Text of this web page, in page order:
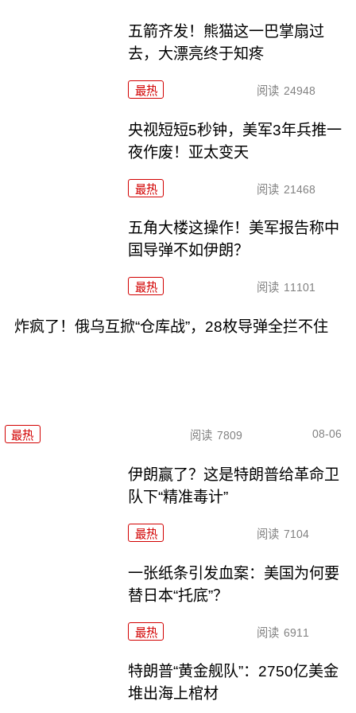
五箭齐发！熊猫这一巴掌扇过
去，大漂亮终于知疼
最热 阅读 24948
央视短短5秒钟，美军3年兵推一
夜作废！亚太变天
最热 阅读 21468
五角大楼这操作！美军报告称中
国导弹不如伊朗？
最热 阅读 11101
炸疯了！俄乌互掀“仓库战”，28枚导弹全拦不住
最热 阅读 7809 08-06
伊朗赢了？这是特朗普给革命卫
队下“精准毒计”
最热 阅读 7104
一张纸条引发血案：美国为何要
替日本“托底”？
最热 阅读 6911
特朗普“黄金舰队”：2750亿美金
堆出海上棺材